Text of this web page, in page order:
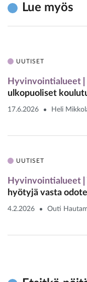
Lue myös
UUTISET
Hyvinvointialueet
ulkopuoliset
17.6.2026 Heli
UUTISET
Hyvinvointialueet
hyötyjä vasta
4.2.2026 Outi